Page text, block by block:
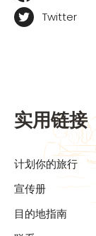
Twitter
实用链接
计划你的旅行
宣传册
目的地指南